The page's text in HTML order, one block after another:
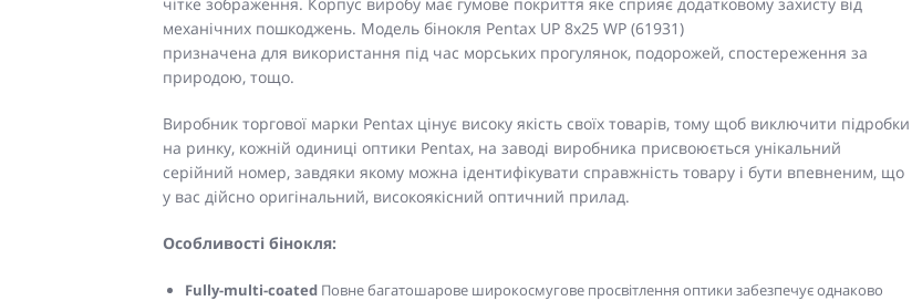
механічних пошкоджень. Модель бінокля Pentax UP 8x25 WP (61931)
призначена для використання під час морських прогулянок, подорожей, спостереження за
природою, тощо.
Виробник торгової марки Pentax цінує високу якість своїх товарів, тому щоб виключити підробки
на ринку, кожній одиниці оптики Pentax, на заводі виробника присвоюється унікальний
серійний номер, завдяки якому можна ідентифікувати справжність товару і бути впевненим, що
у вас дійсно оригінальний, високоякісний оптичний прилад.
Особливості бінокля:
Fully-multi-coated Повне багатошарове широкосмугове просвітлення оптики забезпечує однаково